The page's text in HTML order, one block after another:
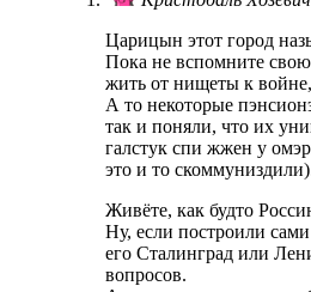
Царицын этот город
Пока не вспомните
жить от нищеты к
А то некоторые
так и поняли, что их
галстук спи жжен у
это и то
Живёте, как будто
Ну, если построили
его Сталинград или
вопросов.